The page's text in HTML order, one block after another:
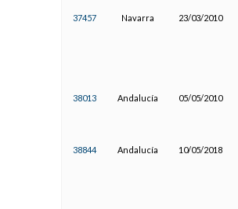
37457 Navarra 23/03/2010
38013 Andalucía 05/05/2010
38844 Andalucía 10/05/2018